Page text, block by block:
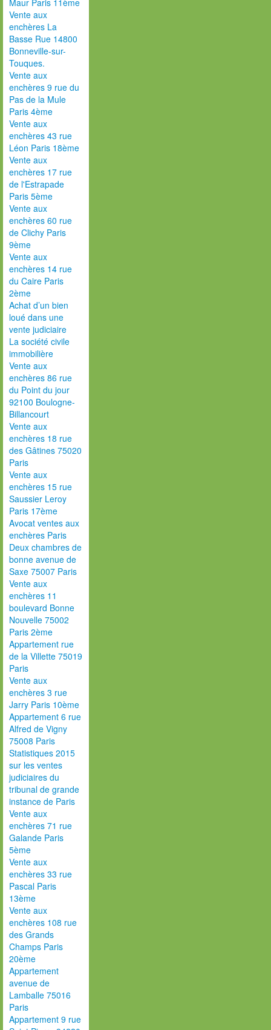
Maur Paris 11ème
Vente aux
enchères La
Basse Rue 14800
Bonneville-sur-
Touques.
Vente aux
enchères 9 rue du
Pas de la Mule
Paris 4ème
Vente aux
enchères 43 rue
Léon Paris 18ème
Vente aux
enchères 17 rue
de l'Estrapade
Paris 5ème
Vente aux
enchères 60 rue
de Clichy Paris
9ème
Vente aux
enchères 14 rue
du Caire Paris
2ème
Achat d’un bien
loué dans une
vente judiciaire
La société civile
immobilière
Vente aux
enchères 86 rue
du Point du jour
92100 Boulogne-
Billancourt
Vente aux
enchères 18 rue
des Gâtines 75020
Paris
Vente aux
enchères 15 rue
Saussier Leroy
Paris 17ème
Avocat ventes aux
enchères Paris
Deux chambres de
bonne avenue de
Saxe 75007 Paris
Vente aux
enchères 11
boulevard Bonne
Nouvelle 75002
Paris 2ème
Appartement rue
de la Villette 75019
Paris
Vente aux
enchères 3 rue
Jarry Paris 10ème
Appartement 6 rue
Alfred de Vigny
75008 Paris
Statistiques 2015
sur les ventes
judiciaires du
tribunal de grande
instance de Paris
Vente aux
enchères 71 rue
Galande Paris
5ème
Vente aux
enchères 33 rue
Pascal Paris
13ème
Vente aux
enchères 108 rue
des Grands
Champs Paris
20ème
Appartement
avenue de
Lamballe 75016
Paris
Appartement 9 rue